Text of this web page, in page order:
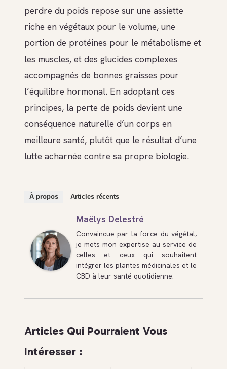
perdre du poids repose sur une assiette
riche en végétaux pour le volume, une
portion de protéines pour le métabolisme et
les muscles, et des glucides complexes
accompagnés de bonnes graisses pour
l’équilibre hormonal. En adoptant ces
principes, la perte de poids devient une
conséquence naturelle d’un corps en
meilleure santé, plutôt que le résultat d’une
lutte acharnée contre sa propre biologie.
À propos Articles récents
Maëlys Delestré
Convaincue par la force du végétal,
je mets mon expertise au service de
celles et ceux qui souhaitent
intégrer les plantes médicinales et le
CBD à leur santé quotidienne.
Articles Qui Pourraient Vous
Intéresser :